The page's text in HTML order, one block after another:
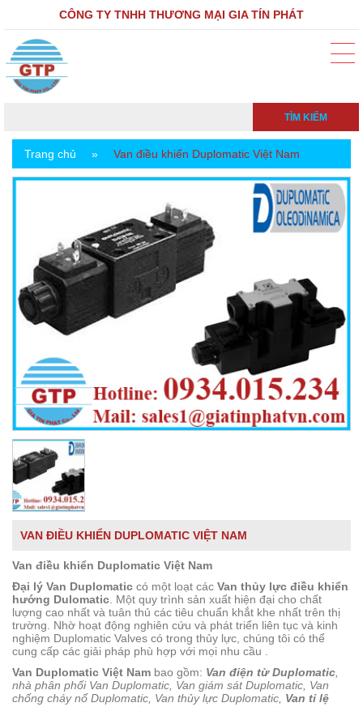
CÔNG TY TNHH THƯƠNG MẠI GIA TÍN PHÁT
TÌM KIẾM
Trang chủ » Van điều khiển Duplomatic Việt Nam
VAN ĐIỀU KHIỂN DUPLOMATIC VIỆT NAM
Van điều khiển Duplomatic Việt Nam
Đại lý Van Duplomatic có một loạt các Van thủy lực điều khiển
hướng Dulomatic . Một quy trình sản xuất hiện đại cho chất
lượng cao nhất và tuân thủ các tiêu chuẩn khắt khe nhất trên thị
trường. Nhờ hoạt động nghiên cứu và phát triển liên tục và kinh
nghiệm Duplomatic Valves có trong thủy lực, chúng tôi có thể
cung cấp các giải pháp phù hợp với mọi nhu cầu .
Van Duplomatic Việt Nam bao gồm: Van điện từ Duplomatic
nhà phân phối Van Duplomatic, Van giám sát Duplomatic, Van
chống cháy nổ Duplomatic, Van thủy lực Duplomatic, Van tỉ lệ